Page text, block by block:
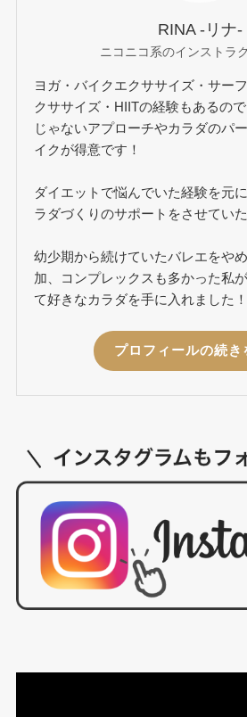
RINA -リナ-
ニコニコ系のインストラ
ヨガ・バイクエクササイズ・サー
クササイズ・HIITの経験もあるの
じゃないアプローチやカラダのパ
イクが得意です！
ダイエットで悩んでいた経験を元
ラダづくりのサポートをさせてい
幼少期から続けていたバレエをや
加、コンプレックスも多かった私
て好きなカラダを手に入れました！
プロフィールの続き